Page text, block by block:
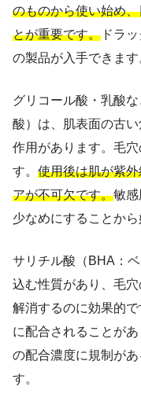
のものから使い始め
とが重要です。 ドラ
の製品が入手できます
グリコール酸・乳酸
酸）は、肌表面の古
作用があります。毛
す。 使用後は肌が紫
アが不可欠です。敏
少なめにすることから
サリチル酸（BHA：
込む性質があり、毛
解消するのに効果的
に配合されることが
の配合濃度に規制が
す。